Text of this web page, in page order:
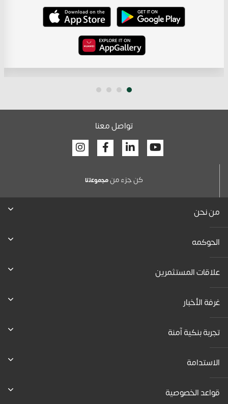
تواصل معنا
Youtube
Linkedin
Facebook
كن جزء منﻣﺟﻣوﻋﺗﻧﺎ
من نحن
الحوكمه
علاقات المستثمرين
غرفة الأخبار
تجربة بنكية آمنة
الاستدامة
قواعد الخصوصية